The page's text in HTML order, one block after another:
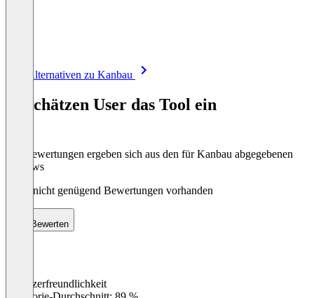
Alle Alternativen zu Kanbau
So schätzen User das Tool ein
Die Bewertungen ergeben sich aus den für Kanbau abgegebenen
Reviews
Noch nicht genügend Bewertungen vorhanden
Bewerten
Benutzerfreundlichkeit